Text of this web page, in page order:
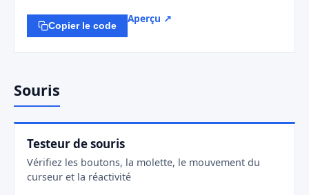
Copier le code
Aperçu ↗
Souris
Testeur de souris
Vérifiez les boutons, la molette, le mouvement du
curseur et la réactivité